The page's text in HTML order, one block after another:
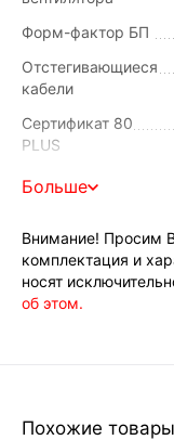
Форм-фактор БП
Отстегивающиеся
кабели
Сертификат 80
PLUS
Мощность
Защита от
короткого
замыкания
PFC
Больше
Внимание! Просим
комплектация и
носят
об этом.
Похожие товары